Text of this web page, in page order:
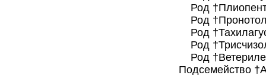
Род
Род
Род
Род
Род
Подсемейство